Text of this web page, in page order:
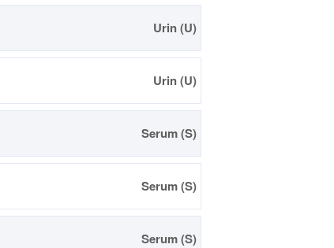
Urin (U)
Urin (U)
Serum (S)
Serum (S)
Serum (S)